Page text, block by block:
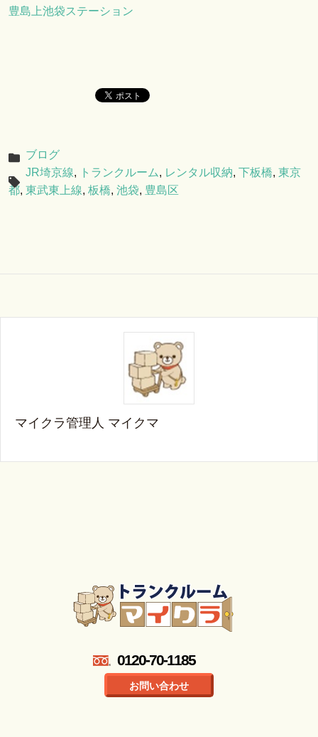
豊島上池袋ステーション
ブログ
JR埼京線, トランクルーム, レンタル収納, 下板橋, 東京
都, 東武東上線, 板橋, 池袋, 豊島区
マイクラ管理人 マイクマ
0120-70-1185
お問い合わせ